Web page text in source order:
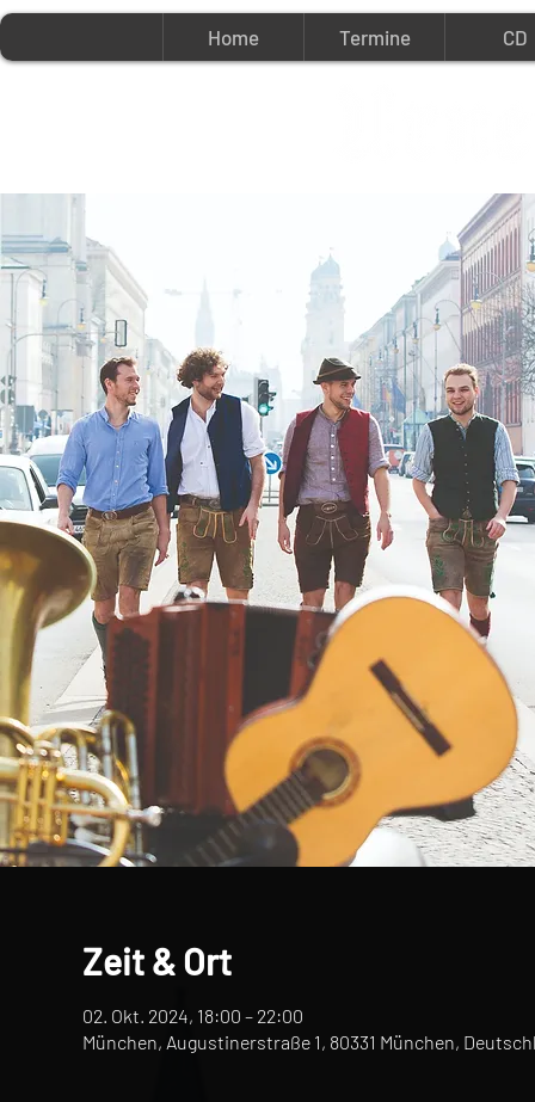
Home Termine CD
Zeit & Ort
02. Okt. 2024, 18:00 – 22:00
München, Augustinerstraße 1, 80331 München,